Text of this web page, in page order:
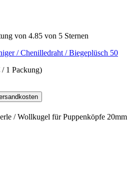
von 4.85 von 5 Sternen
/ Chenilledraht / Biegeplüsch 50
1 Packung)